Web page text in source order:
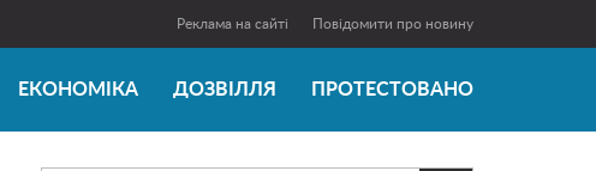
Реклама на сайті Повідомити про новину
ЕКОНОМІКА ДОЗВІЛЛЯ ПРОТЕСТОВАНО